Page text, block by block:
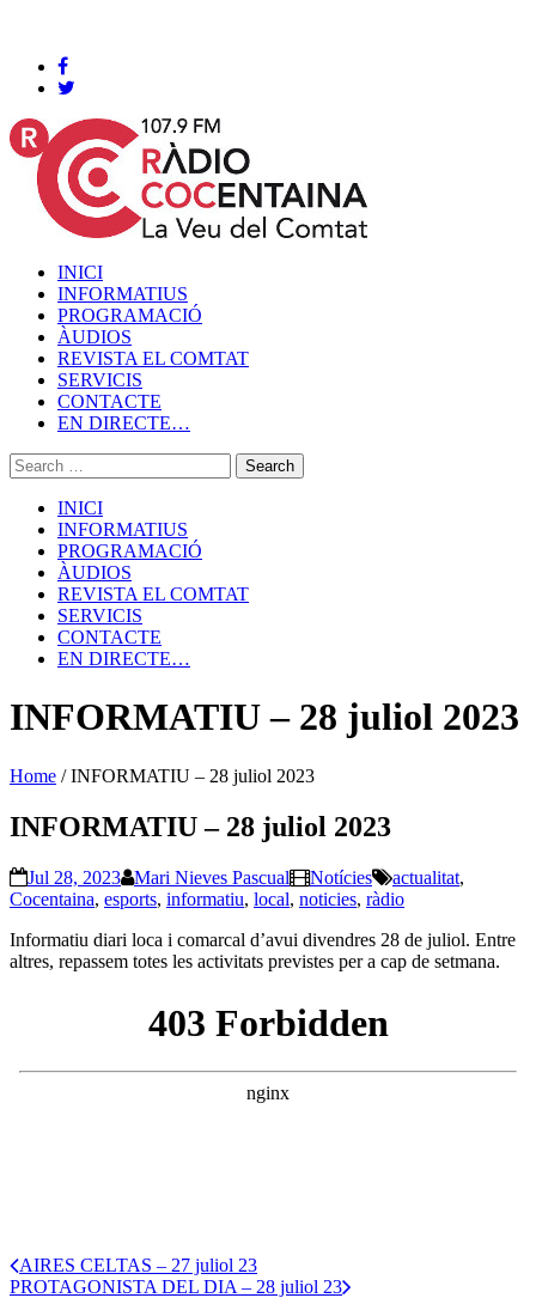
INICI
INFORMATIUS
PROGRAMACIÓ
ÀUDIOS
REVISTA EL COMTAT
SERVICIS
CONTACTE
EN DIRECTE…
INICI
INFORMATIUS
PROGRAMACIÓ
ÀUDIOS
REVISTA EL COMTAT
SERVICIS
CONTACTE
EN DIRECTE…
INFORMATIU – 28 juliol 2023
Home /INFORMATIU – 28 juliol 2023
INFORMATIU – 28 juliol 2023
Jul 28, 2023 Mari Nieves Pascual Notícies actualitat,
Cocentaina, esports, informatiu, local, noticies, ràdio
Informatiu diari loca i comarcal d’avui divendres 28 de juliol. Entre
altres, repassem totes les activitats previstes per a cap de setmana.
AIRES CELTAS – 27 juliol 23
PROTAGONISTA DEL DIA – 28 juliol 23